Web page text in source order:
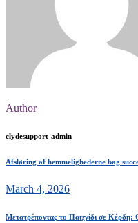
Author
clydesupport-admin
Afsløring af hemmelighederne bag
March 4, 2026
Μετατρέποντας το Παιχνίδι σε